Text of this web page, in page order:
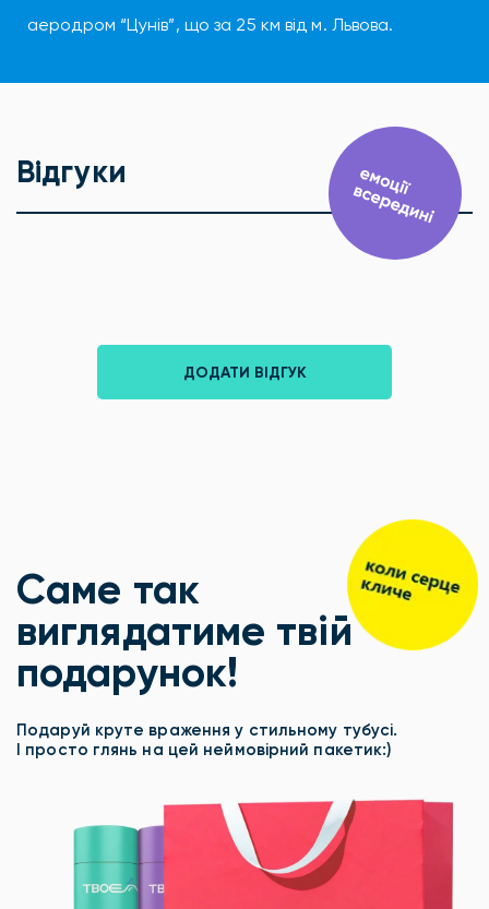
аеродром “Цунів”, що за 25 км від м. Львова.
Відгуки
ДОДАТИ ВІДГУК
Саме так
виглядатиме твій
подарунок!
Подаруй круте враження у стильному тубусі.
І просто глянь на цей неймовірний пакетик:)